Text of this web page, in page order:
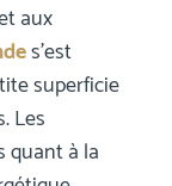
aux
s’est
superficie
Les
quant à la